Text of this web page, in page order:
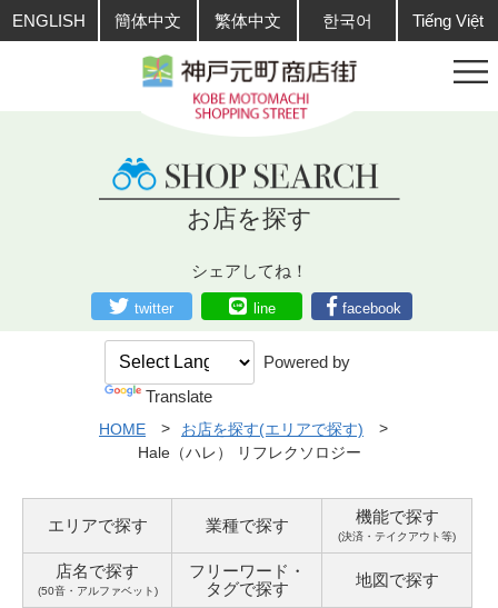
ENGLISH 簡体中文 繁体中文 한국어 Tiếng Việt
お店を探す
シェアしてね！
twitter line facebook
Powered by
Translate
HOME
お店を探す(エリアで探す)
Hale（ハレ） リフレクソロジー
エリアで探す 業種で探す 機能で探す
(決済・テイクアウト等)
店名で探す
(50音・アルファベット)
フリーワード・
タグで探す 地図で探す